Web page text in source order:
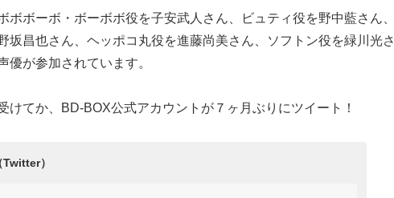
ボボーボ・ボーボボ役を子安武人さん、ビュティ役を野中藍さん、
坂昌也さん、ヘッポコ丸役を進藤尚美さん、ソフトン役を緑川光さ
優が参加されています。
けてか、BD-BOX公式アカウントが７ヶ月ぶりにツイート！